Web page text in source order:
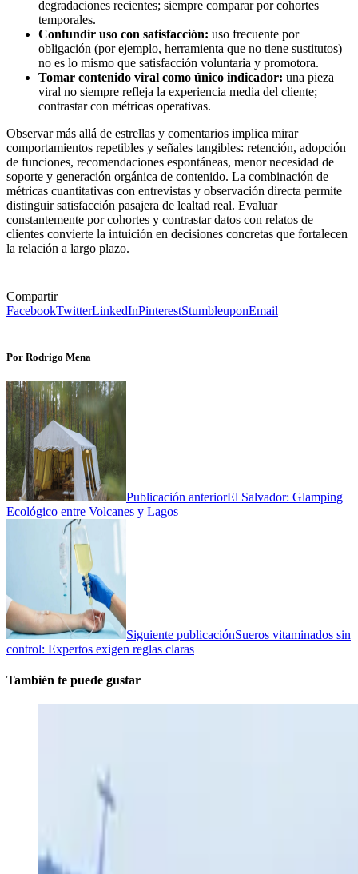
degradaciones recientes; siempre comparar por cohortes
temporales.
Confundir uso con satisfacción: uso frecuente por
obligación (por ejemplo, herramienta que no tiene sustitutos)
no es lo mismo que satisfacción voluntaria y promotora.
Tomar contenido viral como único indicador: una pieza
viral no siempre refleja la experiencia media del cliente;
contrastar con métricas operativas.
Observar más allá de estrellas y comentarios implica mirar
comportamientos repetibles y señales tangibles: retención, adopción
de funciones, recomendaciones espontáneas, menor necesidad de
soporte y generación orgánica de contenido. La combinación de
métricas cuantitativas con entrevistas y observación directa permite
distinguir satisfacción pasajera de lealtad real. Evaluar
constantemente por cohortes y contrastar datos con relatos de
clientes convierte la intuición en decisiones concretas que fortalecen
la relación a largo plazo.
Compartir
FacebookTwitterLinkedInPinterestStumbleuponEmail
Por Rodrigo Mena
Publicación anteriorEl Salvador: Glamping
Ecológico entre Volcanes y Lagos
Siguiente publicaciónSueros vitaminados sin
control: Expertos exigen reglas claras
También te puede gustar